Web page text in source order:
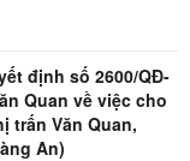
định số 2600/QĐ-
Quan về việc cho
trấn Văn Quan,
An)